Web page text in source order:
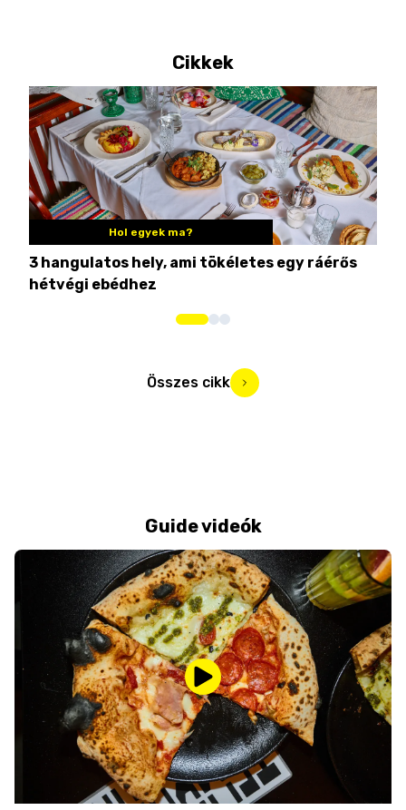
Cikkek
Hol egyek ma?
3 hangulatos hely, ami tökéletes egy ráérős
hétvégi ebédhez
Összes cikk
Guide videók